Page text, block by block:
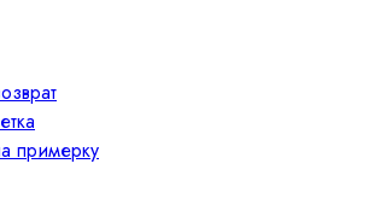
примерку